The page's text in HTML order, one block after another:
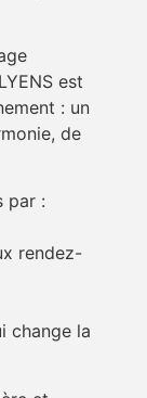
est
: un
de
par :
rendez-
change la